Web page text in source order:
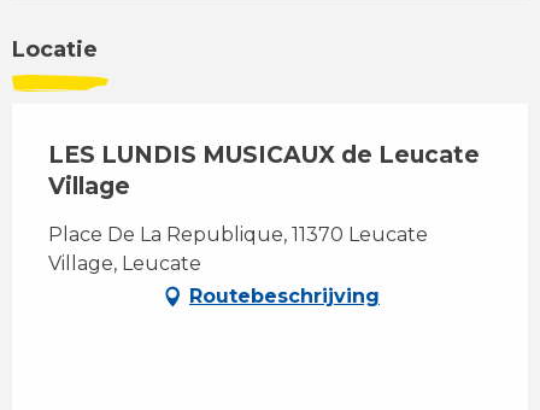
Locatie
LES LUNDIS MUSICAUX de Leucate
Village
Place De La Republique, 11370 Leucate
Village, Leucate
Routebeschrijving